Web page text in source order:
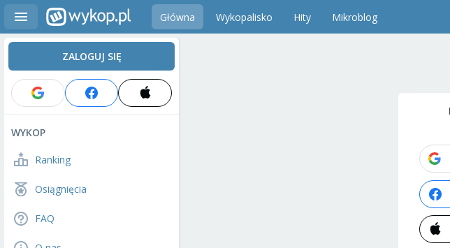
Główna Wykopalisko Hity Mikroblog
ZALOGUJ SIĘ
WYKOP
Ranking
Osiągnięcia
FAQ